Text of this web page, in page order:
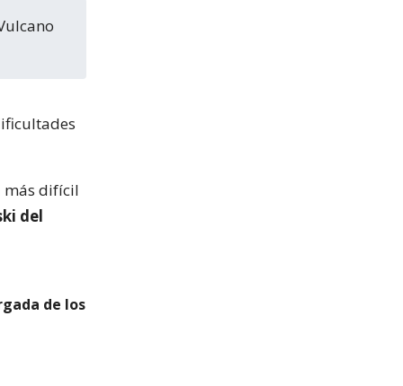
más difícil
del
de los